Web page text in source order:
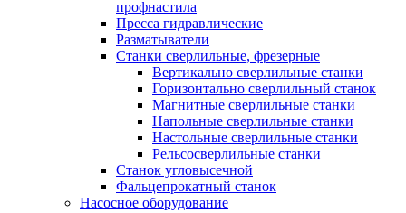
профнастила
Пресса гидравлические
Разматыватели
Станки сверлильные, фрезерные
Вертикально сверлильные станки
Горизонтально сверлильный станок
Магнитные сверлильные станки
Напольные сверлильные станки
Настольные сверлильные станки
Рельсосверлильные станки
Станок угловысечной
Фальцепрокатный станок
Насосное оборудование